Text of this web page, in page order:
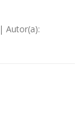
| Autor(a):